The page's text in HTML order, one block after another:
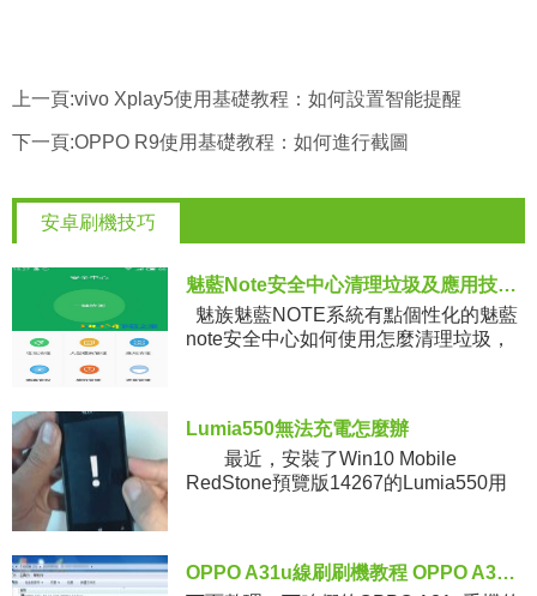
上一頁:vivo Xplay5使用基礎教程：如何設置智能提醒
下一頁:OPPO R9使用基礎教程：如何進行截圖
安卓刷機技巧
魅藍Note安全中心清理垃圾及應用技巧小知識
魅族魅藍NOTE系統有點個性化的魅藍
note安全中心如何使用怎麼清理垃圾，
Lumia550無法充電怎麼辦
最近，安裝了Win10 Mobile
RedStone預覽版14267的Lumia550用
OPPO A31u線刷刷機教程 OPPO A31u線刷救磚包下載